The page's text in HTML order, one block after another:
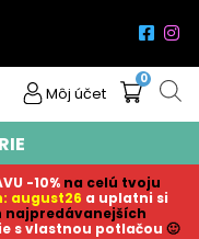
Môj účet
0
-10% na celú tvoju
august26 a uplatni si
najpredávanejších
s vlastnou potlačou 🙂